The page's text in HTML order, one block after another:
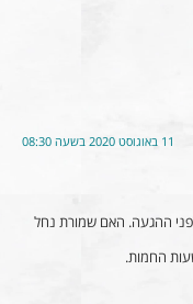
11 באוגוסט 2020 בשעה 08:30
ההגעה. האם שמורת נחל
החמות.